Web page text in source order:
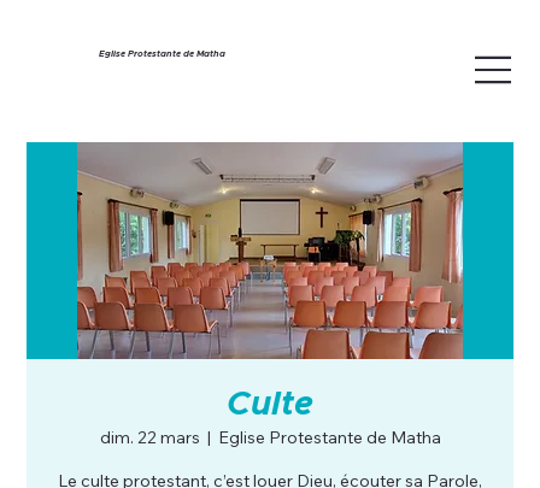
Eglise Protestante de Matha
Culte
dim. 22 mars
  |
Eglise Protestante de Matha
Le culte protestant, c’est louer Dieu, écouter sa Parole,